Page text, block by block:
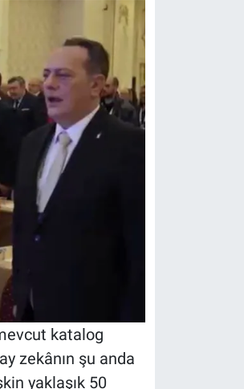
katalog
zekânın şu anda
yaklaşık 50